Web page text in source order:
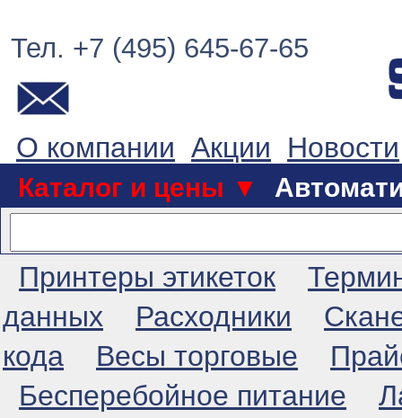
Тел. +7 (495) 645-67-65
О компании Акции Новости
Каталог и цены ▼
Принтеры этикеток
данных
Расходники
кода
Весы торговые
Бесперебойное питание